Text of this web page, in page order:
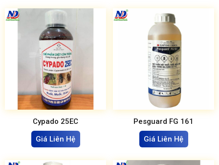
Cypado 25EC
Giá Liên Hệ
Pesguard FG 161
Giá Liên Hệ